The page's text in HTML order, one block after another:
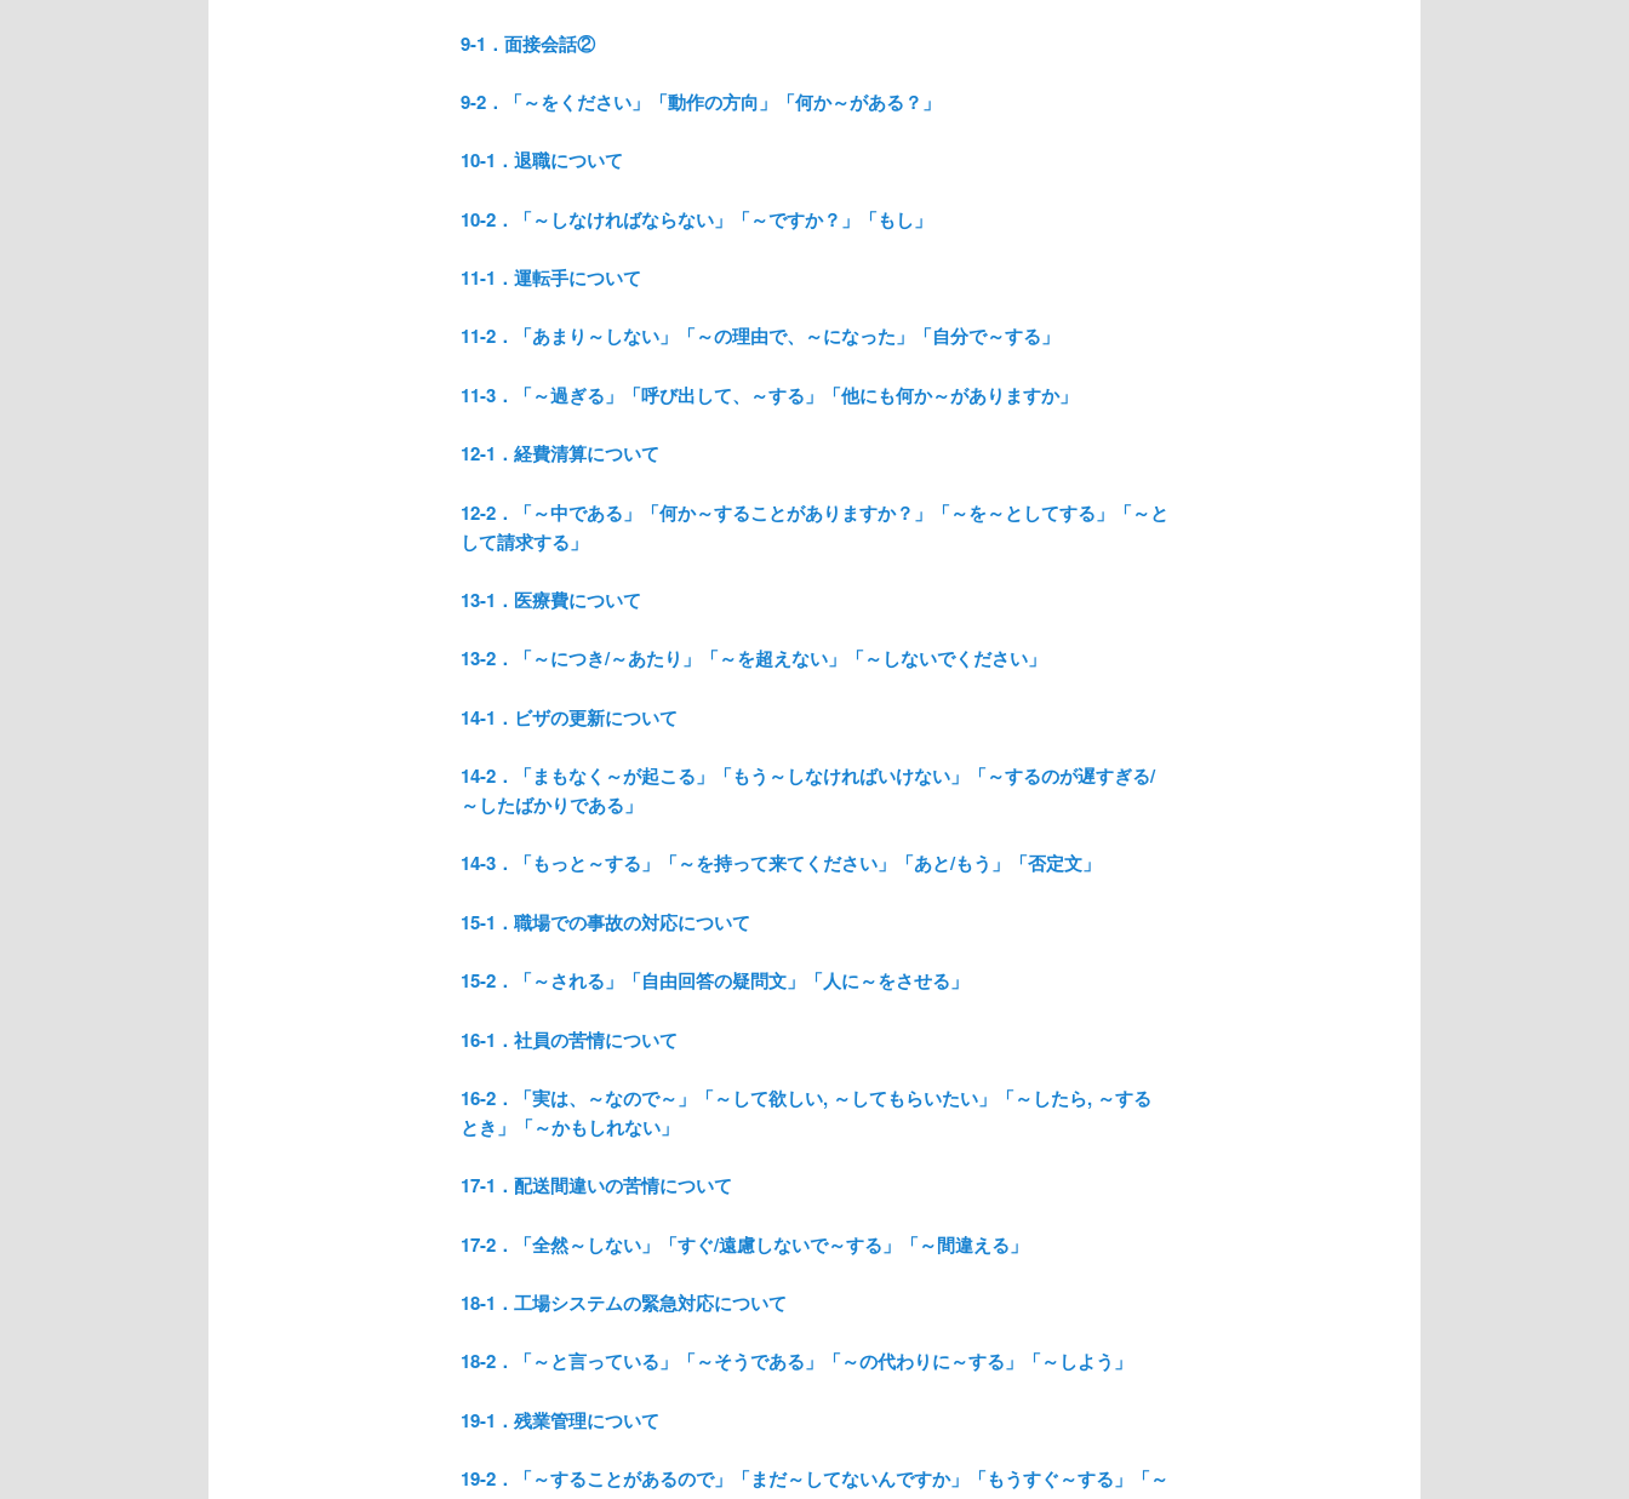
9-1．面接会話②
9-2．「～をください」「動作の方向」「何か～がある？」
10-1．退職について
10-2．「～しなければならない」「～ですか？」「もし」
11-1．運転手について
11-2．「あまり～しない」「～の理由で、～になった」「自分で～する」
11-3．「～過ぎる」「呼び出して、～する」「他にも何か～がありますか」
12-1．経費清算について
12-2．「～中である」「何か～することがありますか？」「～を～としてする」「～と
して請求する」
13-1．医療費について
13-2．「～につき/～あたり」「～を超えない」「～しないでください」
14-1．ビザの更新について
14-2．「まもなく～が起こる」「もう～しなければいけない」「～するのが遅すぎる/
～したばかりである」
14-3．「もっと～する」「～を持って来てください」「あと/もう」「否定文」
15-1．職場での事故の対応について
15-2．「～される」「自由回答の疑問文」「人に～をさせる」
16-1．社員の苦情について
16-2．「実は、～なので～」「～して欲しい, ～してもらいたい」「～したら, ～する
とき」「～かもしれない」
17-1．配送間違いの苦情について
17-2．「全然～しない」「すぐ/遠慮しないで～する」「～間違える」
18-1．工場システムの緊急対応について
18-2．「～と言っている」「～そうである」「～の代わりに～する」「～しよう」
19-1．残業管理について
19-2．「～することがあるので」「まだ～してないんですか」「もうすぐ～する」「～